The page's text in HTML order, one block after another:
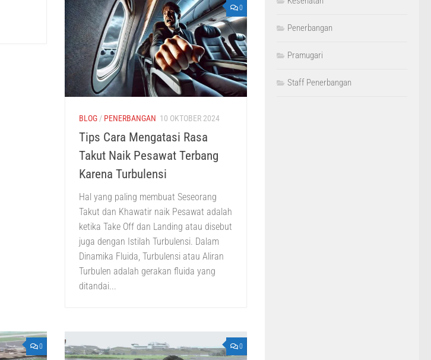
0
BLOG / PENERBANGAN 10 OKTOBER 2024
Tips Cara Mengatasi Rasa
Takut Naik Pesawat Terbang
Karena Turbulensi
Hal yang paling membuat Seseorang
Takut dan Khawatir naik Pesawat adalah
ketika Take Off dan Landing atau disebut
juga dengan Istilah Turbulensi. Dalam
Dinamika Fluida, Turbulensi atau Aliran
Turbulen adalah gerakan fluida yang
ditandai...
0 0
Penerbangan
Pramugari
Staff Penerbangan